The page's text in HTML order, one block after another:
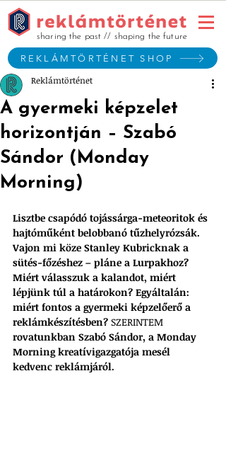
REKLÁMTÖRTÉNET SHOP
sharing the past // shaping the future
A gyermeki képzelet
horizontján – Szabó
Sándor (Monday
Morning)
Reklámtörténet
Lisztbe csapódó tojássárga-meteoritok és
hajtóműként belobbanó tűzhelyrózsák.
Vajon mi köze Stanley Kubricknak a
sütés-főzéshez – pláne a Lurpakhoz?
Miért válasszuk a kalandot, miért
lépjünk túl a határokon? Egyáltalán:
miért fontos a gyermeki képzelőerő a
reklámkészítésben? SZERINTEM
rovatunkban Szabó Sándor, a Monday
Morning kreatívigazgatója mesél
kedvenc reklámjáról.